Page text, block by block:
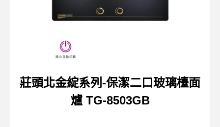
莊頭北金綻系列-保潔二口玻璃檯面
爐 TG-8503GB